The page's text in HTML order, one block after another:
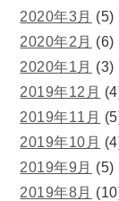
2020年3月 (5)
2020年2月 (6)
2020年1月 (3)
2019年12月
2019年11月
2019年10月
2019年9月 (5)
2019年8月